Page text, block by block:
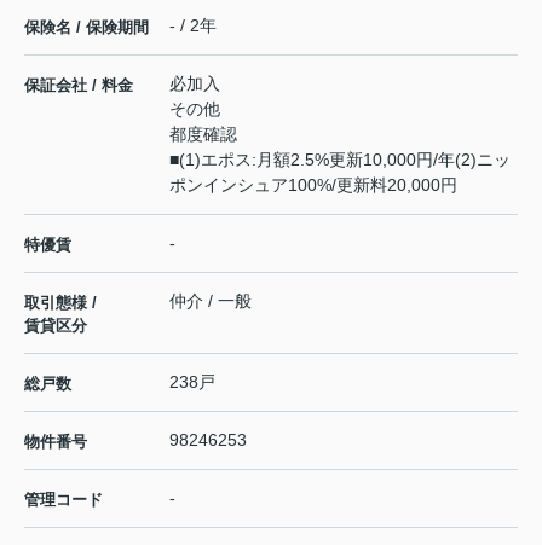
保険名 / 保険期間 - / 2年
保証会社 / 料金
必加入
その他
都度確認
■(1)エポス:月額2.5%更新10,000円/年(2)ニッ
ポンインシュア100%/更新料20,000円
特優賃 -
取引態様 /
賃貸区分
仲介 / 一般
総戸数 238戸
物件番号 98246253
管理コード -